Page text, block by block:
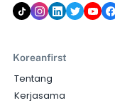
Koreanfirst
Tentang
Kerjasama